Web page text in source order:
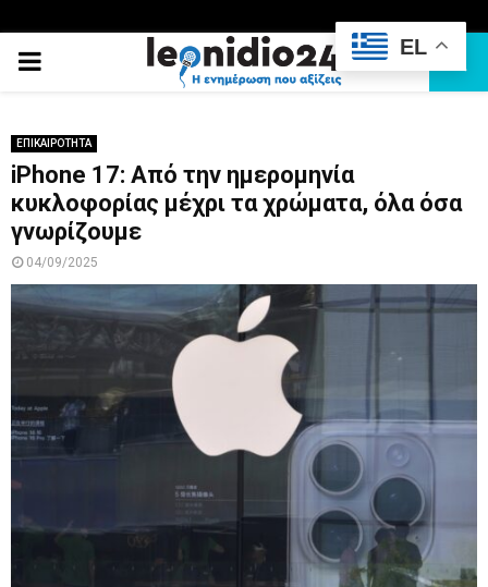
PRIMARY
ΕΠΙΚΑΙΡΟΤΗΤΑ
iPhone 17: Από την ημερομηνία
κυκλοφορίας μέχρι τα χρώματα, όλα όσα
γνωρίζουμε
04/09/2025
EL